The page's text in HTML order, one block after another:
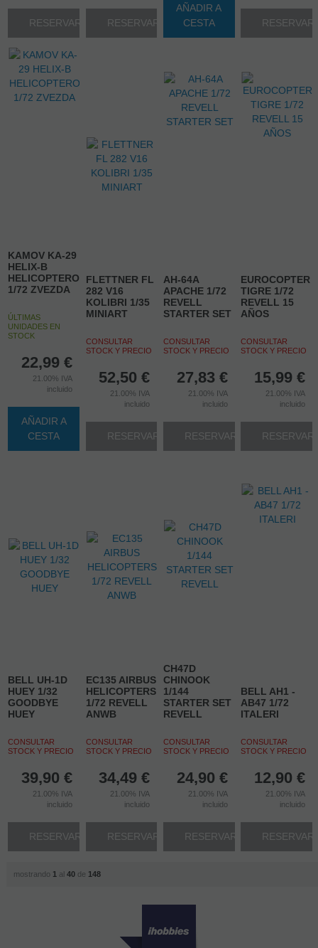
RESERVAR RESERVAR
AÑADIR A
CESTA
RESERVAR
KAMOV KA-29
HELIX-B
HELICOPTERO
1/72 ZVEZDA
ÚLTIMAS
UNIDADES EN
STOCK
22,99 €
21.00% IVA
incluido
AÑADIR A
CESTA
FLETTNER FL
282 V16
KOLIBRI 1/35
MINIART
CONSULTAR
STOCK Y PRECIO
52,50 €
21.00% IVA
incluido
RESERVAR
AH-64A
APACHE 1/72
REVELL
STARTER SET
CONSULTAR
STOCK Y PRECIO
27,83 €
21.00% IVA
incluido
RESERVAR
EUROCOPTER
TIGRE 1/72
REVELL 15
AÑOS
CONSULTAR
STOCK Y PRECIO
15,99 €
21.00% IVA
incluido
RESERVAR
BELL UH-1D
HUEY 1/32
GOODBYE
HUEY
CONSULTAR
STOCK Y PRECIO
39,90 €
21.00% IVA
incluido
RESERVAR
EC135 AIRBUS
HELICOPTERS
1/72 REVELL
ANWB
CONSULTAR
STOCK Y PRECIO
34,49 €
21.00% IVA
incluido
RESERVAR
CH47D
CHINOOK
1/144
STARTER SET
REVELL
CONSULTAR
STOCK Y PRECIO
24,90 €
21.00% IVA
incluido
RESERVAR
BELL AH1 -
AB47 1/72
ITALERI
CONSULTAR
STOCK Y PRECIO
12,90 €
21.00% IVA
incluido
RESERVAR
mostrando 1 al 40de 148